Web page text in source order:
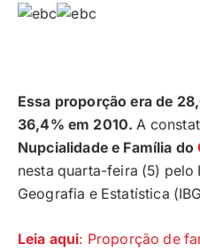
Essa proporção era de
36,4% em 2010. A
Nupcialidade e Família do
nesta quarta-feira (5) pelo
Geografia e Estatística
Leia aqui: Proporção de